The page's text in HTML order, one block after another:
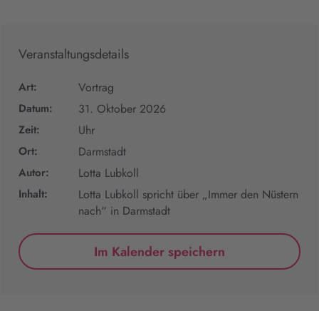
Veranstaltungsdetails
Art: Vortrag
Datum: 31. Oktober 2026
Zeit: Uhr
Ort: Darmstadt
Autor: Lotta Lubkoll
Inhalt:
Lotta Lubkoll spricht über „Immer den Nüstern
nach“ in Darmstadt
Im Kalender speichern